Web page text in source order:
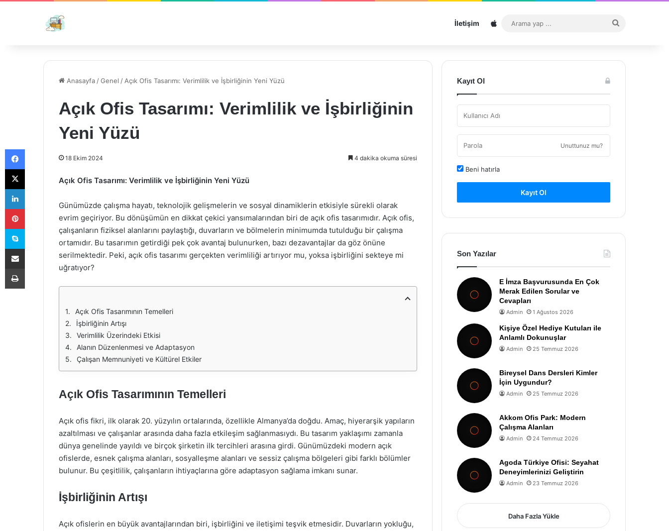
İletişim Sitemap
...
Anasayfa /Genel / Açık Ofis Tasarımı: Verimlilik ve İşbirliğinin Yeni Yüzü
Açık Ofis Tasarımı: Verimlilik ve İşbirliğinin
Yeni Yüzü
18 Ekim 2024 4 dakika okuma süresi
Açık Ofis Tasarımı: Verimlilik ve İşbirliğinin Yeni Yüzü
Günümüzde çalışma hayatı, teknolojik gelişmelerin ve sosyal dinamiklerin etkisiyle sürekli olarak
evrim geçiriyor. Bu dönüşümün en dikkat çekici yansımalarından biri de açık ofis tasarımıdır. Açık ofis,
çalışanların fiziksel alanlarını paylaştığı, duvarların ve bölmelerin minimumda tutulduğu bir çalışma
ortamıdır. Bu tasarımın getirdiği pek çok avantaj bulunurken, bazı dezavantajlar da göz önüne
serilmektedir. Peki, açık ofis tasarımı gerçekten verimliliği artırıyor mu, yoksa işbirliğini sekteye mi
uğratıyor?
Açık Ofis Tasarımının Temelleri
İşbirliğinin Artışı
Verimlilik Üzerindeki Etkisi
Alanın Düzenlenmesi ve Adaptasyon
Çalışan Memnuniyeti ve Kültürel Etkiler
Açık Ofis Tasarımının Temelleri
Açık ofis fikri, ilk olarak 20. yüzyılın ortalarında, özellikle Almanya’da doğdu. Amaç, hiyerarşik yapıların
azaltılması ve çalışanlar arasında daha fazla etkileşim sağlanmasıydı. Bu tasarım yaklaşımı zamanla
dünya genelinde yayıldı ve birçok şirketin ilk tercihleri arasına girdi. Günümüzdeki modern açık
ofislerde, esnek çalışma alanları, sosyalleşme alanları ve sessiz çalışma bölgeleri gibi farklı bölümler
bulunur. Bu çeşitlilik, çalışanların ihtiyaçlarına göre adaptasyon sağlama imkanı sunar.
İşbirliğinin Artışı
Açık ofislerin en büyük avantajlarından biri, işbirliğini ve iletişimi teşvik etmesidir. Duvarların yokluğu,
Kayıt Ol
Unuttunuz mu?
Beni hatırla
Kayıt Ol
Son Yazılar
E İmza Başvurusunda En Çok
Merak Edilen Sorular ve
Cevapları
Admin 1 Ağustos 2026
Kişiye Özel Hediye Kutuları ile
Anlamlı Dokunuşlar
Admin 25 Temmuz 2026
Bireysel Dans Dersleri Kimler
İçin Uygundur?
Admin 25 Temmuz 2026
Akkom Ofis Park: Modern
Çalışma Alanları
Admin 24 Temmuz 2026
Agoda Türkiye Ofisi: Seyahat
Deneyimlerinizi Geliştirin
Admin 23 Temmuz 2026
Daha Fazla Yükle
Facebook
X
LinkedIn
Pinterest
Skype
E-Posta ile paylaş